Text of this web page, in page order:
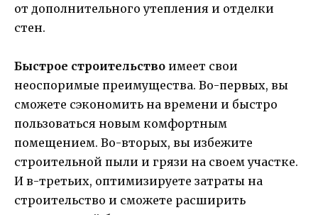
от дополнительного утепления и отделки
стен.
Быстрое строительство имеет свои
неоспоримые преимущества. Во-первых, вы
сможете сэкономить на времени и быстро
пользоваться новым комфортным
помещением. Во-вторых, вы избежите
строительной пыли и грязи на своем участке.
И в-третьих, оптимизируете затраты на
строительство и сможете расширить